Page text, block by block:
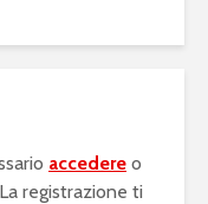
accedere o
registrazione ti